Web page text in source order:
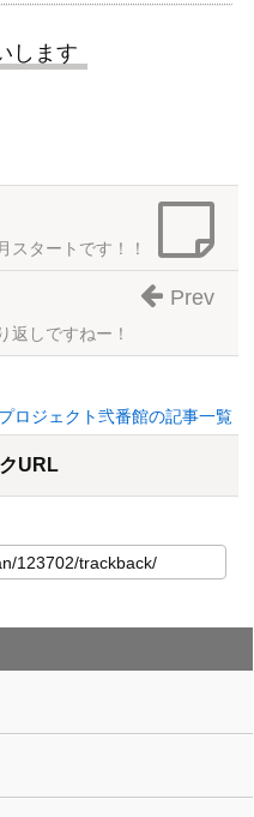
します
タートです！！
しですねー！
Prev
ロジェクト弐番館の記事一覧
URL